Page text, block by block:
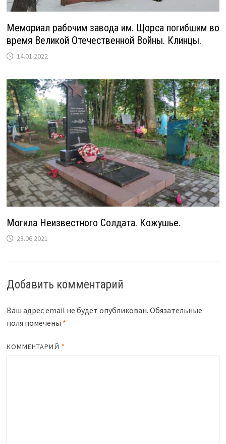
Мемориал рабочим завода им. Щорса погибшим во
время Великой Отечественной Войны. Клинцы.
14.01.2022
Могила Неизвестного Солдата. Кожушье.
23.06.2021
Добавить комментарий
Ваш адрес email не будет опубликован. Обязательные
поля помечены *
КОММЕНТАРИЙ *